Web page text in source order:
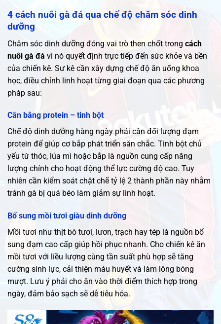
4 cách nuôi gà đá qua chế độ chăm sóc dinh
dưỡng
Chăm sóc dinh dưỡng đóng vai trò then chốt trong cách
nuôi gà đá vì nó quyết định trực tiếp đến sức khỏe và bền
của chiến kê. Sư kê cần xây dựng chế độ ăn uống khoa
học, điều chỉnh linh hoạt từng giai đoạn qua các phương
pháp sau:
Cân bằng protein – tinh bột
Chế độ dinh dưỡng hàng ngày phải cân đối lượng đạm
protein để giúp cơ bắp phát triển săn chắc. Tinh bột chủ
yếu từ thóc, lúa mì hoặc bắp là nguồn cung cấp năng
lượng chính cho hoạt động thể lực cường độ cao. Tuy
nhiên cần kiểm soát chặt chẽ tỷ lệ 2 thành phần này nhằm
tránh gà bị quá béo làm giảm sự linh hoạt.
Bổ sung mồi tươi giàu dinh dưỡng
Mồi tươi như thịt bò tươi, lươn, trạch hay tép là nguồn bổ
sung đạm cao cấp giúp hồi phục nhanh. Cho chiến kê ăn
mồi tươi với liều lượng cùng tần suất phù hợp sẽ tăng
cường sinh lực, cải thiện máu huyết và làm lông bóng
mượt. Lưu ý phải cho ăn vào thời điểm thích hợp trong
ngày, đảm bảo sạch sẽ dễ tiêu hóa.